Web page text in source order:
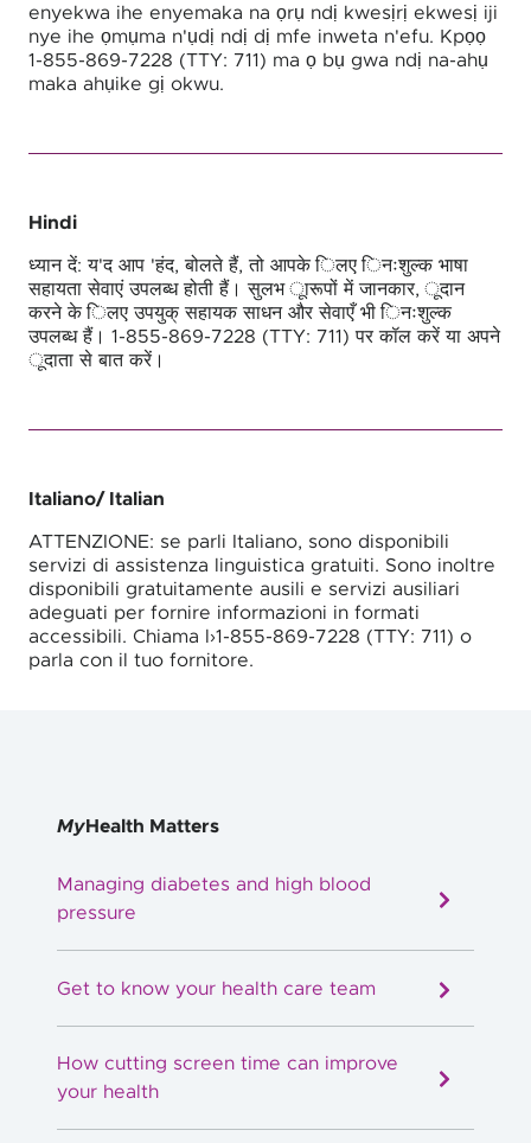
enyekwa ihe enyemaka na ọrụ ndị kwesịrị ekwesị iji
nye ihe ọmụma n'ụdị ndị dị mfe inweta n'efu. Kpọọ
1-855-869-7228 (TTY: 711) ma ọ bụ gwa ndị na-ahụ
maka ahụike gị okwu.
Hindi
ध्यान दें: य'द आप 'हंद, बोलते हैं, तो आपके िलए िनःशुल्क भाषा
सहायता सेवाएं उपलब्ध होती हैं। सुलभ ूारूपों में जानकार, ूदान
करने के िलए उपयुक् सहायक साधन और सेवाएँ भी िनःशुल्क
उपलब्ध हैं। 1-855-869-7228 (TTY: 711) पर कॉल करें या अपने
ूदाता से बात करें।
Italiano/ Italian
ATTENZIONE: se parli Italiano, sono disponibili
servizi di assistenza linguistica gratuiti. Sono inoltre
disponibili gratuitamente ausili e servizi ausiliari
adeguati per fornire informazioni in formati
accessibili. Chiama l›1-855-869-7228 (TTY: 711) o
parla con il tuo fornitore.
MyHealth Matters
Managing diabetes and high blood
pressure
Get to know your health care team
How cutting screen time can improve
your health